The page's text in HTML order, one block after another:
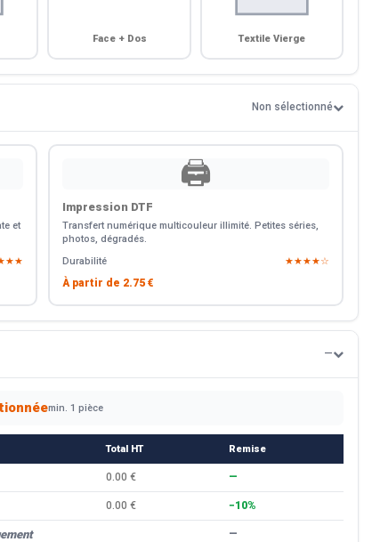
Face + Dos Textile Vierge
Non sélectionné
et
🖨️
Impression DTF
Transfert numérique multicouleur illimité. Petites séries,
photos, dégradés.
Durabilité
★★★★☆
À partir de 2.75 €
—
min. 1 pièce
Total HT Remise
0.00 € —
0.00 € −10%
—